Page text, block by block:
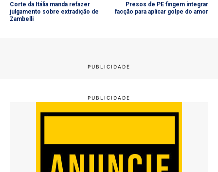
Corte da Itália manda refazer
julgamento sobre extradição de
Zambelli
Presos de PE fingem integrar
facção para aplicar golpe do amor